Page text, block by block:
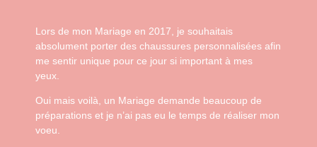
Lors de mon Mariage en 2017, je souhaitais
absolument porter des chaussures personnalisées afin
me sentir unique pour ce jour si important à mes
yeux.
Oui mais voilà, un Mariage demande beaucoup de
préparations et je n’ai pas eu le temps de réaliser mon
voeu.